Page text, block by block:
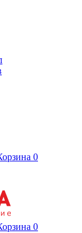
0
0